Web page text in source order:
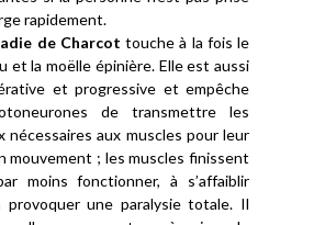
rapidement.
de Charcot touche à la fois le
et la moëlle épinière. Elle est aussi
et progressive et empêche
de transmettre les
nécessaires aux muscles pour leur
mouvement ; les muscles finissent
moins fonctionner, à s’affaiblir
provoquer une paralysie totale. Il